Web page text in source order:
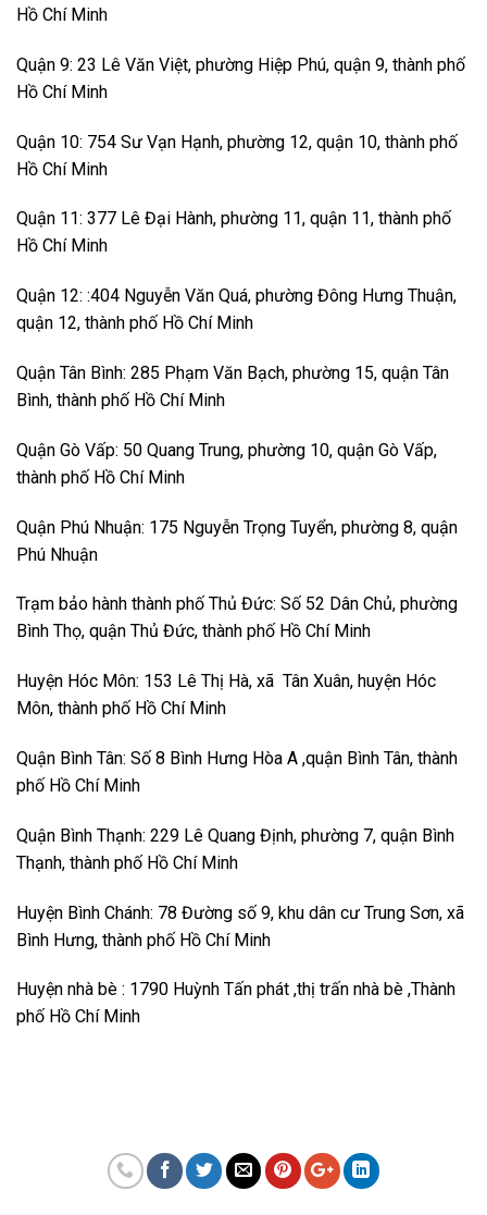
Hồ Chí Minh
Quận 9: 23 Lê Văn Việt, phường Hiệp Phú, quận 9, thành phố
Hồ Chí Minh
Quận 10: 754 Sư Vạn Hạnh, phường 12, quận 10, thành phố
Hồ Chí Minh
Quận 11: 377 Lê Đại Hành, phường 11, quận 11, thành phố
Hồ Chí Minh
Quận 12: :404 Nguyễn Văn Quá, phường Đông Hưng Thuận,
quận 12, thành phố Hồ Chí Minh
Quận Tân Bình: 285 Phạm Văn Bạch, phường 15, quận Tân
Bình, thành phố Hồ Chí Minh
Quận Gò Vấp: 50 Quang Trung, phường 10, quận Gò Vấp,
thành phố Hồ Chí Minh
Quận Phú Nhuận: 175 Nguyễn Trọng Tuyển, phường 8, quận
Phú Nhuận
Trạm bảo hành thành phố Thủ Đức: Số 52 Dân Chủ, phường
Bình Thọ, quận Thủ Đức, thành phố Hồ Chí Minh
Huyện Hóc Môn: 153 Lê Thị Hà, xã Tân Xuân, huyện Hóc
Môn, thành phố Hồ Chí Minh
Quận Bình Tân: Số 8 Bình Hưng Hòa A ,quận Bình Tân, thành
phố Hồ Chí Minh
Quận Bình Thạnh: 229 Lê Quang Định, phường 7, quận Bình
Thạnh, thành phố Hồ Chí Minh
Huyện Bình Chánh: 78 Đường số 9, khu dân cư Trung Sơn, xã
Bình Hưng, thành phố Hồ Chí Minh
Huyện nhà bè : 1790 Huỳnh Tấn phát ,thị trấn nhà bè ,Thành
phố Hồ Chí Minh